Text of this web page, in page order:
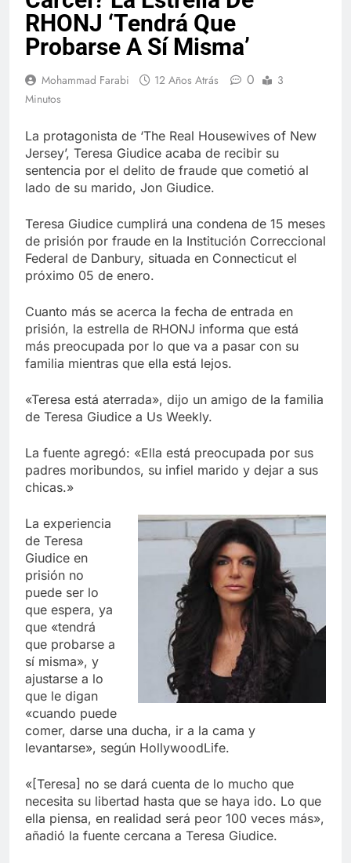
Colombia, Perú ,
Ecuador, Costa Rica y
Más
Crema Precios –
Descuentos Masivos
en Línea
7 Años Atrás
Pharma Flex RX en
Masivos en Mercado
7 Años Atrás
paranormales con
binoculares de visión
nocturna y reuniones de
secuestrados
7 Años Atrás
La Inteligencia Artificial
deepfake de Samsung
fabrica un clip de
7 Años Atrás
RHONJ ‘Tendrá Que
Probarse A Sí Misma’
Mohammad Farabi 12 Años Atrás 0
3
Minutos
La protagonista de ‘The Real Housewives of New
Jersey’, Teresa Giudice acaba de recibir su
sentencia por el delito de fraude que cometió al
lado de su marido, Jon Giudice.
Teresa Giudice cumplirá una condena de 15 meses
de prisión por fraude en la Institución Correccional
Federal de Danbury, situada en Connecticut el
próximo 05 de enero.
Cuanto más se acerca la fecha de entrada en
prisión, la estrella de RHONJ informa que está
más preocupada por lo que va a pasar con su
familia mientras que ella está lejos.
«Teresa está aterrada», dijo un amigo de la familia
de Teresa Giudice a Us Weekly.
La fuente agregó: «Ella está preocupada por sus
padres moribundos, su infiel marido y dejar a sus
chicas.»
La experiencia
de Teresa
Giudice en
prisión no
puede ser lo
que espera, ya
que «tendrá
que probarse a
sí misma», y
ajustarse a lo
que le digan
«cuando puede
comer, darse una ducha, ir a la cama y
levantarse», según HollywoodLife.
«[Teresa] no se dará cuenta de lo mucho que
necesita su libertad hasta que se haya ido. Lo que
ella piensa, en realidad será peor 100 veces más»,
añadió la fuente cercana a Teresa Giudice.